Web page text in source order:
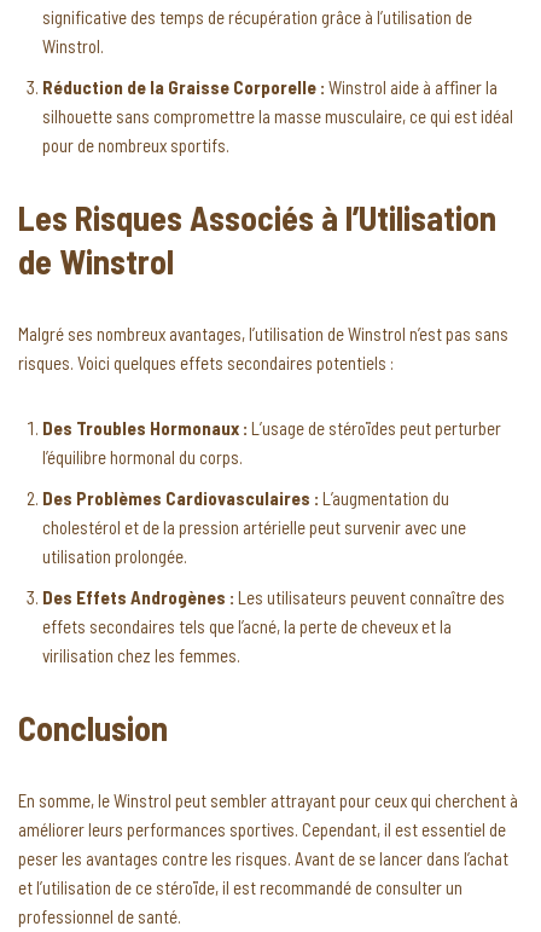
significative des temps de récupération grâce à l’utilisation de
Winstrol.
Réduction de la Graisse Corporelle : Winstrol aide à affiner la
silhouette sans compromettre la masse musculaire, ce qui est idéal
pour de nombreux sportifs.
Les Risques Associés à l’Utilisation
de Winstrol
Malgré ses nombreux avantages, l’utilisation de Winstrol n’est pas sans
risques. Voici quelques effets secondaires potentiels :
Des Troubles Hormonaux : L’usage de stéroïdes peut perturber
l’équilibre hormonal du corps.
Des Problèmes Cardiovasculaires : L’augmentation du
cholestérol et de la pression artérielle peut survenir avec une
utilisation prolongée.
Des Effets Androgènes : Les utilisateurs peuvent connaître des
effets secondaires tels que l’acné, la perte de cheveux et la
virilisation chez les femmes.
Conclusion
En somme, le Winstrol peut sembler attrayant pour ceux qui cherchent à
améliorer leurs performances sportives. Cependant, il est essentiel de
peser les avantages contre les risques. Avant de se lancer dans l’achat
et l’utilisation de ce stéroïde, il est recommandé de consulter un
professionnel de santé.